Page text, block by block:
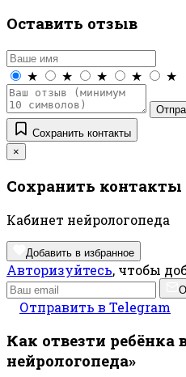
Оставить отзыв
★ ★ ★ ★ ★
Сохранить контакты
×
Сохранить контакты
Кабинет нейрологопеда
Добавить в избранное
Авторизуйтесь, чтобы
Отправить в Telegram
Как отвезти ребёнка
нейрологопеда»